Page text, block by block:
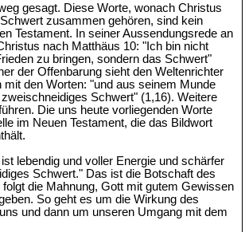
gesagt. Diese Worte, wonach Christus
zusammen gehören, sind kein
Testament. In seiner Aussendungsrede an
nach Matthäus 10: "Ich bin nicht
zu bringen, sondern das Schwert"
der Offenbarung sieht den Weltenrichter
mit den Worten: "und aus seinem Munde
Schwert" (1,16). Weitere
Die uns heute vorliegenden Worte
im Neuen Testament, die das Bildwort
lebendig und voller Energie und schärfer
Schwert." Das ist die Botschaft des
die Mahnung, Gott mit gutem Gewissen
So geht es um die Wirkung des
und dann um unseren Umgang mit dem